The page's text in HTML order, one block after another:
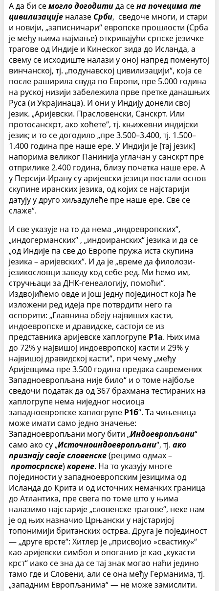
А да би семогло догодитида сена почецима те
цивилизације налазе Срби, сведоче многи, и стари
и новији, „записничари“ европске прошлости (Срба
је међу њима најмање) откривајући српске језичке
трагове од Индије и Кинеског зида до Исланда, а
свему се исходиште налази у оној напред поменутој
винчанској, тј. „подунавској цивилизацији“, која се
после раширила свуда по Европи, пре 5.000 година
на руској низији забележила прве претке данашњих
Руса (и Украјинаца). И они у Индију донели свој
језик. „Аријевски. Прасловенски, Санскрт. Или
протосанскрт, ако хоћете“, тј. књижевни индијски
језик; и то се догодило „пре 3.500–3.400, тј. 1.500–
1.400 година пре наше ере. У Индији је [тај језик]
напорима великог Панинија углачан у санскрт пре
отприлике 2.400 година, близу почетка наше ере. А
у Персији-Ирану су аријевски језици постали основ
скупине иранских језика, од којих се најстарији
датују у друго хиљадулеће пре наше ере. Све се
слаже“.
И све указује на то да нема „индоевропских“,
„индогерманских“ , „индоиранских“ језика и да се
„од Индије па све до Европе пружа иста скупина
језика – аријевских“. И да је „време да филолози-
језикословци заведу код себе ред. Ми ћемо им,
стручњаци за ДНК-генеалогију, помоћи“.
Издвојићемо овде и још једну појединост која ће
изложени ред идеја пре потврдити него га
оспорити: „Главнина обеју највиших касти,
индоевропске и дравидске, састоји се из
представника аријевске хаплогрупе Р1а. Њих има
до 72% у највишој индоевропској касти и 29% у
највишој дравидској касти“, при чему „међу
Аријевцима пре 3.500 година предака савремених
Западноевропљана није било“ и о томе најбоље
сведочи податак да од 367 брахмана тестираних на
хаплогрупе нема ниједног носиоца
западноевропске хаплогрупе Р1б“. Та чињеница
може имати само једно значење:
Западноевропљани могу бити „Индоевропљани“
само ако су „Источноиндоевропљани“, тј. ако
признају своје словенске(рецимо одмах –
протосрпске) корене. На то указују многе
појединости у западноевропским језицима од
Исланда до Крита и од источних немачких граница
до Атлантика, пре свега по томе што у њима
налазимо најстарије „словенске трагове“, неке нам
је од њих назначио Црњански у најстаријој
топонимији британских острва. Друга је појединост
— „друге врсте“: Хитлер је „присвојио »свастику«“
као аријевски симбол и опоганио је као „кукасти
крст“ иако се зна да се тај знак могао наћи једино
тамо где и Словени, али се она међу Германима, тј.
„западним Европљанима“ — не може замислити.